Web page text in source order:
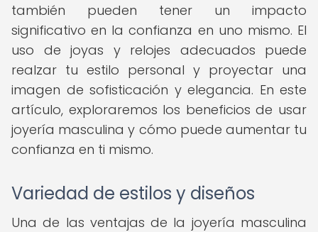
también pueden tener un impacto
significativo en la confianza en uno mismo. El
uso de joyas y relojes adecuados puede
realzar tu estilo personal y proyectar una
imagen de sofisticación y elegancia. En este
artículo, exploraremos los beneficios de usar
joyería masculina y cómo puede aumentar tu
confianza en ti mismo.
Variedad de estilos y diseños
Una de las ventajas de la joyería masculina